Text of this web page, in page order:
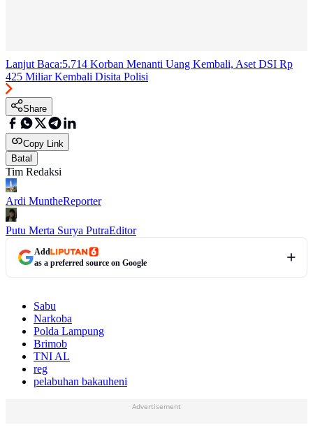
Lanjut Baca:5.714 Korban Menanti Uang Kembali, Aset DSI Rp
425 Miliar Kembali Disita Polisi
Share
Copy Link
Batal
Tim Redaksi
Ardi MuntheReporter
Putu Merta Surya PutraEditor
Add
as a preferred source on Google
Sabu
Narkoba
Polda Lampung
Brimob
TNI AL
reg
pelabuhan bakauheni
Advertisement